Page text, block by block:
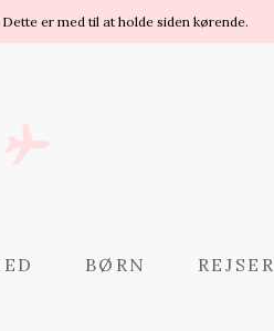
er med til at holde siden kørende.
BØRN REJSER